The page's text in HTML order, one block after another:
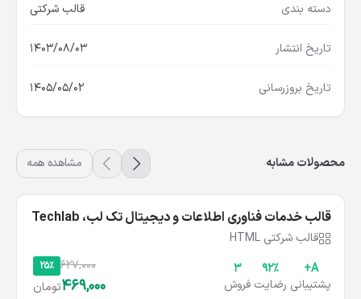
دسته بندی قالب شرکتی
تاریخ انتشار 1403/08/03
تاریخ بروزرسانی 1405/05/02
محصولات مشابه مشاهده همه
شامل نسخه انگلیسیقالب خدمات فناوری اطلاعات و دیجیتال تک‌ لب، Techlab
قالب شرکتی HTML
A+
پشتیبانی
۹۲%
رضایت
3
فروش
25% 627,000
469,000تومان